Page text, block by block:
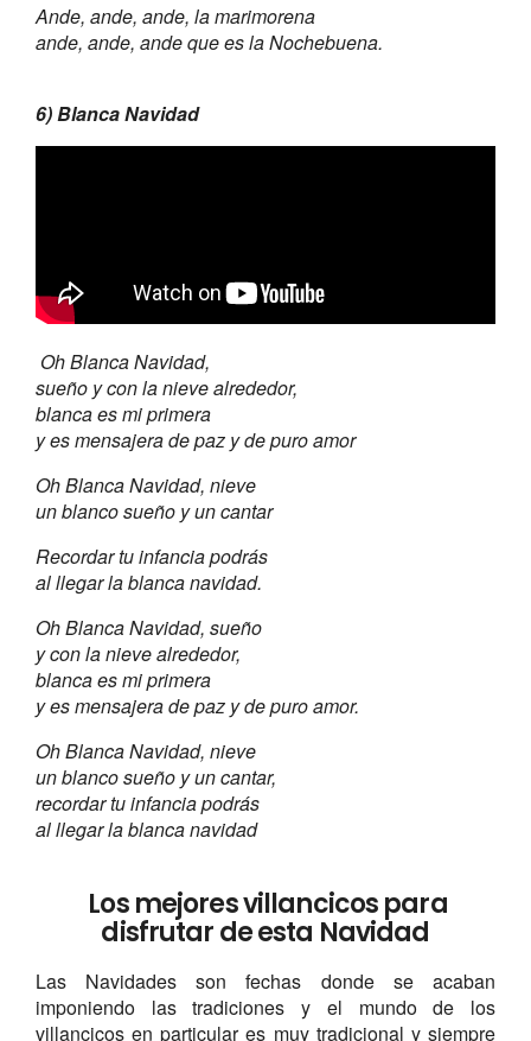
Ande, ande, ande, la marimorena
ande, ande, ande que es la Nochebuena.
6) Blanca Navidad
Oh Blanca Navidad,
sueño y con la nieve alrededor,
blanca es mi primera
y es mensajera de paz y de puro amor
Oh Blanca Navidad, nieve
un blanco sueño y un cantar
Recordar tu infancia podrás
al llegar la blanca navidad.
Oh Blanca Navidad, sueño
y con la nieve alrededor,
blanca es mi primera
y es mensajera de paz y de puro amor.
Oh Blanca Navidad, nieve
un blanco sueño y un cantar,
recordar tu infancia podrás
al llegar la blanca navidad
Los mejores villancicos para
disfrutar de esta Navidad
Las Navidades son fechas donde se acaban
imponiendo las tradiciones y el mundo de los
villancicos en particular es muy tradicional y siempre